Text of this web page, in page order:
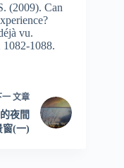
(2009). Can
vu.
1088.
一文章
夜間
窗(一)